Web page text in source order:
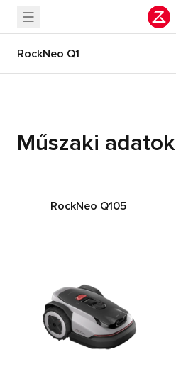
RockNeo Q1
Műszaki adatok
RockNeo Q105